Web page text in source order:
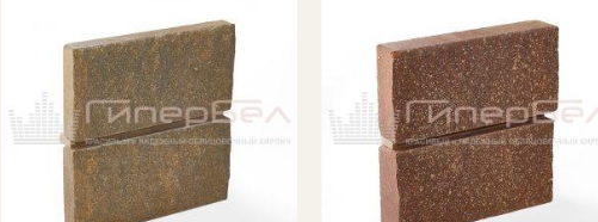
разного масштаба. Есть крупные заводы с
часть операций выполняют вручную. Это разброс по
наличие энергоресурсов, транспортная доступность,